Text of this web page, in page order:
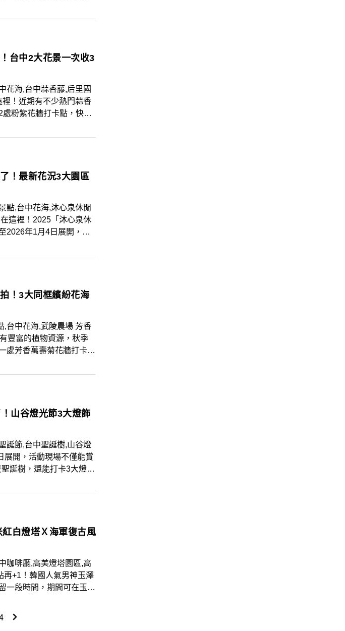
台中2大花景一次收3
花海,台中蒜香藤,后里國
！近期有不少熱門蒜香
粉紫花牆打卡點，快將
！最新花況3大園區
點,台中花海,沐心泉休閒
這裡！2025「沐心泉休
2026年1月4日展開，快
！3大同框繽紛花海
,台中花海,武陵農場 芳香
豐富的植物資源，秋季
處芳香萬壽菊花牆打卡
山谷燈光節3大燈飾
誕節,台中聖誕樹,山谷燈
展開，活動現場不僅能賞
誕樹，還能打卡3大燈飾
白燈塔Ｘ海軍復古風
咖啡廳,高美燈塔園區,高
再+1！韓國人氣男神玉澤
一段時間，期間可在玉澤
中NPC」。近日台中咖